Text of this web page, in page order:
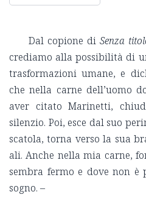
Dal copione di Senza
crediamo alla possibilità di
trasformazioni umane, e
che nella carne dell’uomo
aver citato Marinetti,
silenzio. Poi, esce dal suo
scatola, torna verso la sua
ali. Anche nella mia carne,
sembra fermo e dove non è
sogno. –